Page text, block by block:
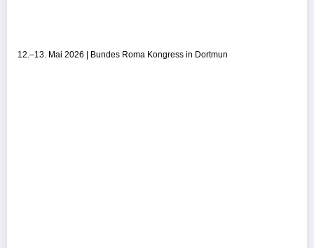
12.–13. Mai 2026 | Bundes Roma Kongress in Dortmun